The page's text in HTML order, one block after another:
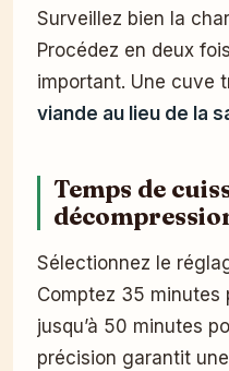
Surveillez bien la
Procédez en deux
important. Une cuve
viande au lieu de la
Temps de
Sélectionnez le
Comptez 35 minutes
jusqu’à 50 minutes
précision garantit une